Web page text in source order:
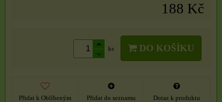
188 Kč
ks DO KOŠÍKU
Přidat k Oblíbeným Přidat do seznamu Dotaz k produktu